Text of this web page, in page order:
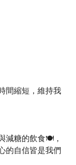
間縮短，維持我
減糖的飲食🍽，
的自信皆是我們